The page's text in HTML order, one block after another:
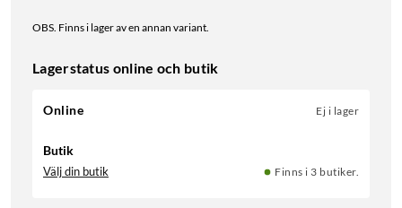
OBS. Finns i lager av en annan variant.
Lagerstatus online och butik
Online Ej i lager
Butik
Välj din butik Finns i 3 butiker.